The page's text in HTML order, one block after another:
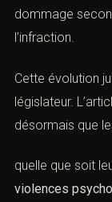
À partir de là, le
dommage
Cette évolution
législateur. L’
quelle que soit